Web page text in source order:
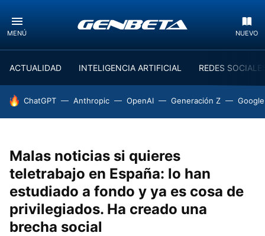
MENÚ NUEVO
ACTUALIDAD INTELIGENCIA ARTIFICIAL REDES
HOY SE HABLA DE
ChatGPT Anthropic OpenAI Generación Z
Malas noticias si quieres
teletrabajo en España: lo han
estudiado a fondo y ya es cosa de
privilegiados. Ha creado una
brecha social